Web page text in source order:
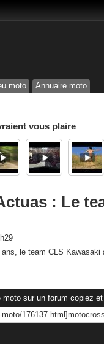
moto Annuaire moto
vous plaire
: Le
le team CLS
moto sur un forum copiez